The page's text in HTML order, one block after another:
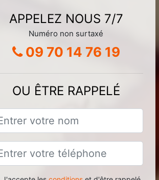
APPELEZ NOUS 7/7
Numéro non surtaxé
09 70 14 76 19
OU ÊTRE RAPPELÉ